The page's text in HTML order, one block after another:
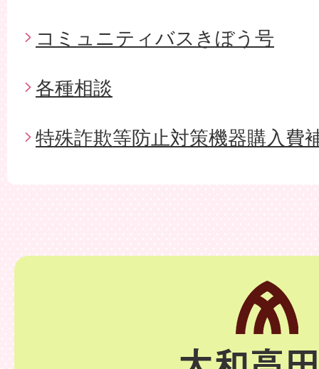
コミュニティバスきぼう号
各種相談
特殊詐欺等防止対策機器購入費